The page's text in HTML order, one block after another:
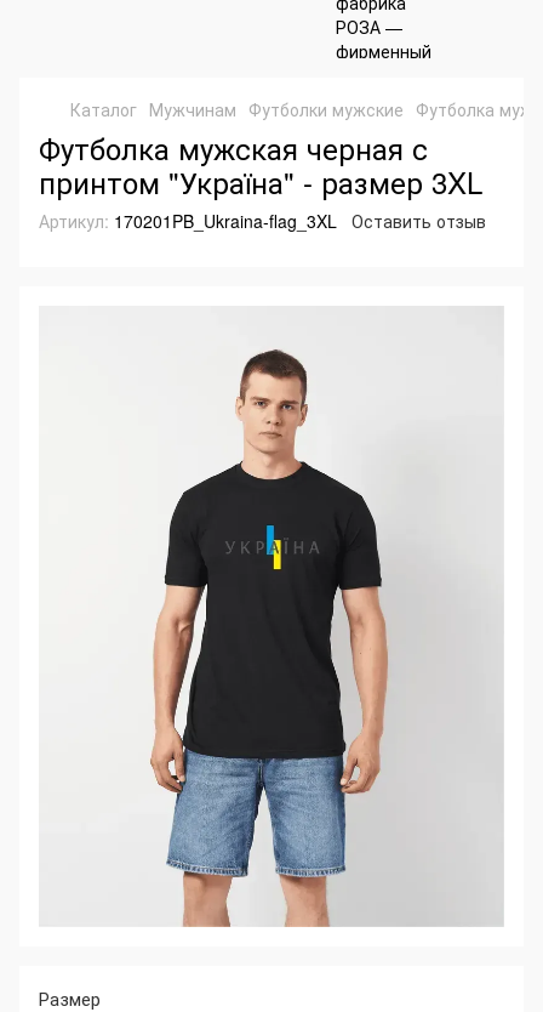
Каталог Мужчинам Футболки мужские Футболка
Футболка мужская черная с
принтом "Україна" - размер 3XL
Артикул: 170201PB_Ukraina-flag_3XL Оставить отзыв
Размер